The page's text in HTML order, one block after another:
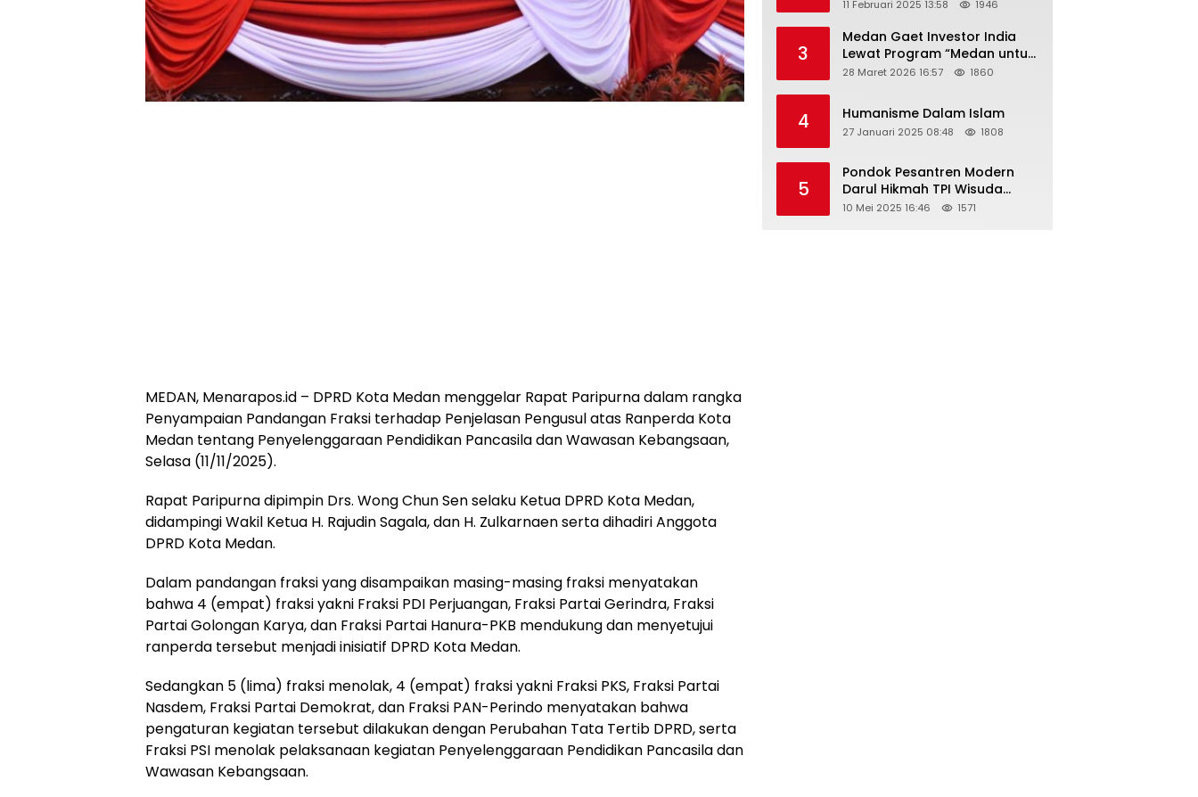
MEDAN, Menarapos.id – DPRD Kota Medan menggelar Rapat Paripurna dalam rangka
Penyampaian Pandangan Fraksi terhadap Penjelasan Pengusul atas Ranperda Kota
Medan tentang Penyelenggaraan Pendidikan Pancasila dan Wawasan Kebangsaan,
Selasa (11/11/2025).
Rapat Paripurna dipimpin Drs. Wong Chun Sen selaku Ketua DPRD Kota Medan,
didampingi Wakil Ketua H. Rajudin Sagala, dan H. Zulkarnaen serta dihadiri Anggota
DPRD Kota Medan.
Dalam pandangan fraksi yang disampaikan masing-masing fraksi menyatakan
bahwa 4 (empat) fraksi yakni Fraksi PDI Perjuangan, Fraksi Partai Gerindra, Fraksi
Partai Golongan Karya, dan Fraksi Partai Hanura-PKB mendukung dan menyetujui
ranperda tersebut menjadi inisiatif DPRD Kota Medan.
Sedangkan 5 (lima) fraksi menolak, 4 (empat) fraksi yakni Fraksi PKS, Fraksi Partai
Nasdem, Fraksi Partai Demokrat, dan Fraksi PAN-Perindo menyatakan bahwa
pengaturan kegiatan tersebut dilakukan dengan Perubahan Tata Tertib DPRD, serta
Fraksi PSI menolak pelaksanaan kegiatan Penyelenggaraan Pendidikan Pancasila dan
Wawasan Kebangsaan.
11 Februari 2025 13:58 1946
3
Medan Gaet Investor India
Lewat Program “Medan untuk
Semua”
28 Maret 2026 16:57 1860
4 Humanisme Dalam Islam
27 Januari 2025 08:48 1808
5
Pondok Pesantren Modern
Darul Hikmah TPI Wisuda
Santri/Santriwati Angkatan
10 Mei 2025 16:46 1571